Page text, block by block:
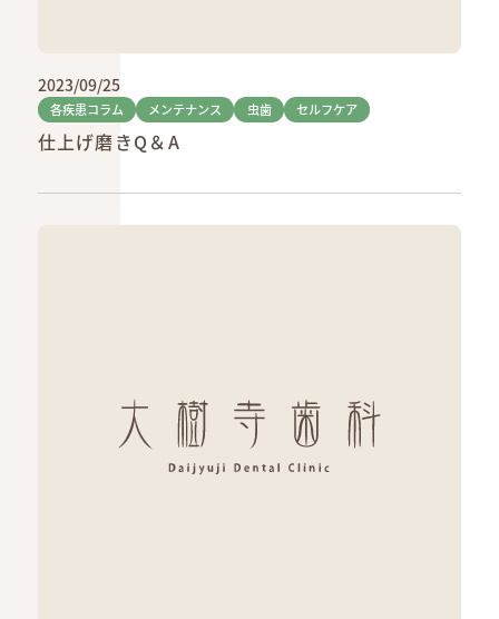
2023/09/25
各疾患コラム メンテナンス 虫歯 セルフケア
仕上げ磨きQ＆A